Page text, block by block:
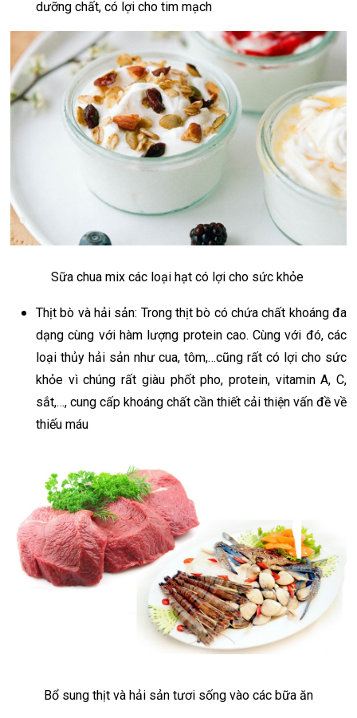
dưỡng chất, có lợi cho tim mạch
Sữa chua mix các loại hạt có lợi cho sức khỏe
Thịt bò và hải sản: Trong thịt bò có chứa chất khoáng đa
dạng cùng với hàm lượng protein cao. Cùng với đó, các
loại thủy hải sản như cua, tôm,…cũng rất có lợi cho sức
khỏe vì chúng rất giàu phốt pho, protein, vitamin A, C,
sắt,…, cung cấp khoáng chất cần thiết cải thiện vấn đề về
thiếu máu
Bổ sung thịt và hải sản tươi sống vào các bữa ăn